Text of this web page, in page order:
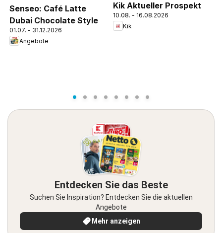
Senseo: Café Latte
Dubai Chocolate Style
01.07. - 31.12.2026
Angebote
Kik Aktueller Prospekt
10.08. - 16.08.2026
Kik
Entdecken Sie das Beste
Suchen Sie Inspiration? Entdecken Sie die aktuellen
Angebote
Mehr anzeigen